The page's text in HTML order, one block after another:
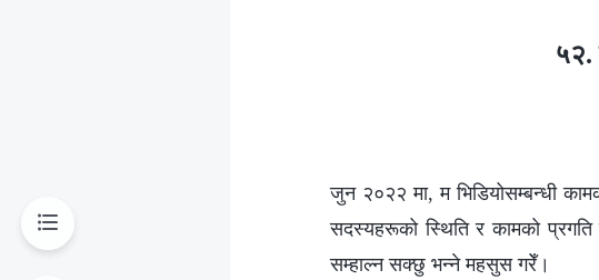
५२.
जुन २०२२ मा, म भिडियोसम्बन्धी
सदस्यहरूको स्थिति र कामको
सम्हाल्न सक्छु भन्ने महसुस गरेँ।